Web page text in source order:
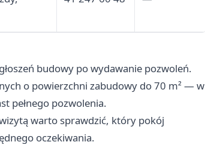
budowy po wydawanie pozwoleń.
o powierzchni zabudowy do 70 m² — w
pełnego pozwolenia.
warto sprawdzić, który pokój
oczekiwania.